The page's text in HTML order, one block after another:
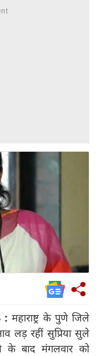
: महाराष्ट्र के पुणे जिले
लड़ रहीं सुप्रिया सुले
के बाद मंगलवार को